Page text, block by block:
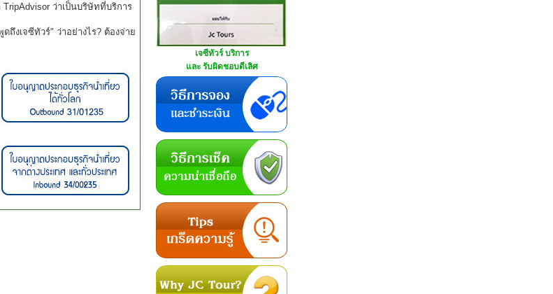
ว่าเป็นบริษัทที่บริการ
ถึงเจซีทัวร์" ว่าอย่างไร? ต้องจ่าย
เจซีทัวร์ บริการ
และ รับผิดชอบดีเลิศ